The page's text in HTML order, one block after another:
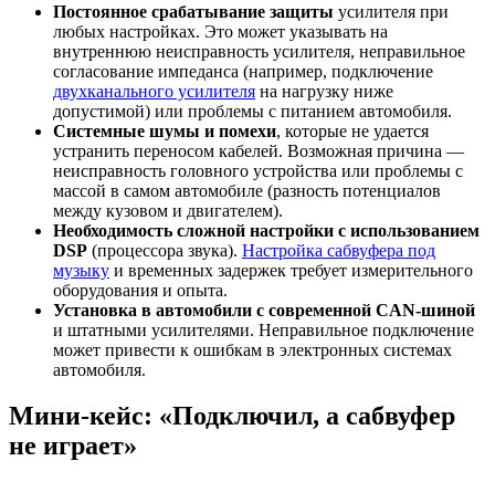
Постоянное срабатывание защиты усилителя при
любых настройках. Это может указывать на
внутреннюю неисправность усилителя, неправильное
согласование импеданса (например, подключение
двухканального усилителя на нагрузку ниже
допустимой) или проблемы с питанием автомобиля.
Системные шумы и помехи, которые не удается
устранить переносом кабелей. Возможная причина —
неисправность головного устройства или проблемы с
массой в самом автомобиле (разность потенциалов
между кузовом и двигателем).
Необходимость сложной настройки с использованием
DSP (процессора звука). Настройка сабвуфера под
музыку и временных задержек требует измерительного
оборудования и опыта.
Установка в автомобили с современной CAN-шиной
и штатными усилителями. Неправильное подключение
может привести к ошибкам в электронных системах
автомобиля.
Мини-кейс: «Подключил, а сабвуфер
не играет»